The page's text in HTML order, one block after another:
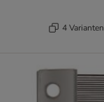
4 Varianten